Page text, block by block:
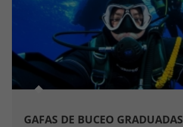
GAFAS DE BUCEO GRADUADAS